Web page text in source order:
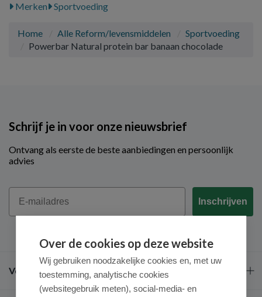
Merken
Sportvoeding
Home Alle Reform/levensmiddelen
Sportvoeding
Powerbar Natural protein bar banaan chocolade
Schrijf je in voor onze nieuwsbrief
Ontvang als eerste de beste aanbiedingen en persoonlijk
advies
Email
Inschrijven
Veel gestelde vragen
Over de cookies op deze website
Wij gebruiken noodzakelijke cookies en, met uw
toestemming, analytische cookies
(websitegebruik meten), social-media- en